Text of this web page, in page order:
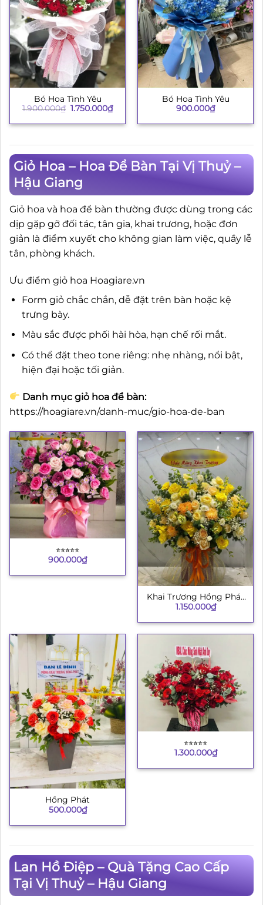
Bó Hoa Tình Yêu
1.900.000₫ Giá
là:
1.750.000₫Giá
hiện
tại
Bó Hoa Tình Yêu
900.000₫
Giỏ Hoa – Hoa Để Bàn Tại Vị Thuỷ –
Hậu Giang
Giỏ hoa và hoa để bàn thường được dùng trong các
dịp gặp gỡ đối tác, tân gia, khai trương, hoặc đơn
giản là điểm xuyết cho không gian làm việc, quầy lễ
tân, phòng khách.
Ưu điểm giỏ hoa Hoagiare.vn
Form giỏ chắc chắn, dễ đặt trên bàn hoặc kệ
trưng bày.
Màu sắc được phối hài hòa, hạn chế rối mắt.
Có thể đặt theo tone riêng: nhẹ nhàng, nổi bật,
hiện đại hoặc tối giản.
Danh mục giỏ hoa để bàn:
https://hoagiare.vn/danh-muc/gio-hoa-de-ban
⭐︎⭐︎⭐︎⭐︎⭐︎
900.000₫
Khai Trương Hồng Phát
8
1.150.000₫
Hồng Phát
500.000₫
⭐︎⭐︎⭐︎⭐︎⭐︎
1.300.000₫
Lan Hồ Điệp – Quà Tặng Cao Cấp
Tại Vị Thuỷ – Hậu Giang